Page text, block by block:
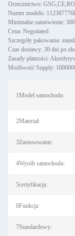
Orzecznictwo:
Numer modelu:
Minimalne zamówienie:
Cena: Negotiated
Szczegóły pakowania:
Czas dostawy: 30 dni po
Zasady płatności:
Możliwość Supply:
1Model samochodu:
2Materiał:
3Zastosowanie:
4Wyrób samochodu:
5certyfikacja:
6Funkcja:
7Standardowy: